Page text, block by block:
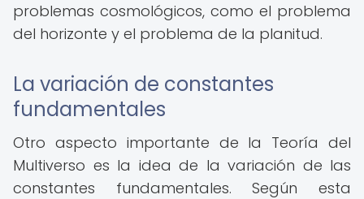
problemas cosmológicos, como el problema
del horizonte y el problema de la planitud.
La variación de constantes
fundamentales
Otro aspecto importante de la Teoría del
Multiverso es la idea de la variación de las
constantes fundamentales. Según esta